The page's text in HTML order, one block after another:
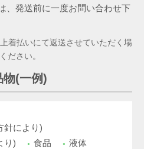
、発送前に一度お問い合わせ下
着払いにて返送させていただく場
ださい。
物(一例)
針により)
り)
食品
液体